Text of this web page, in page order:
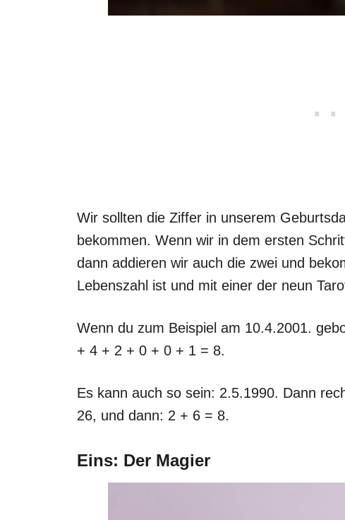
Wir sollten die Ziffer in unserem
bekommen. Wenn wir in dem ersten
dann addieren wir auch die zwei und
Lebenszahl ist und mit einer der neun
Wenn du zum Beispiel am 10.4.2001.
+ 4 + 2 + 0 + 0 + 1 = 8.
Es kann auch so sein: 2.5.1990. Dann
26, und dann: 2 + 6 = 8.
Eins: Der Magier